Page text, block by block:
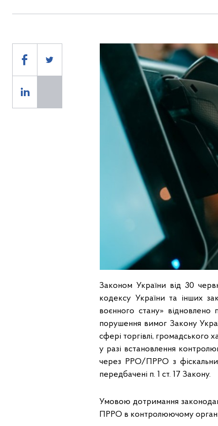
Законом України від 30
кодексу України та інших
воєнного стану» відновлено
порушення вимог Закону
сфері торгівлі, громадського
у разі встановлення
через РРО/ПРРО з
передбачені п. 1 ст. 17 Закону.
Умовою дотримання
ПРРО в контролюючому